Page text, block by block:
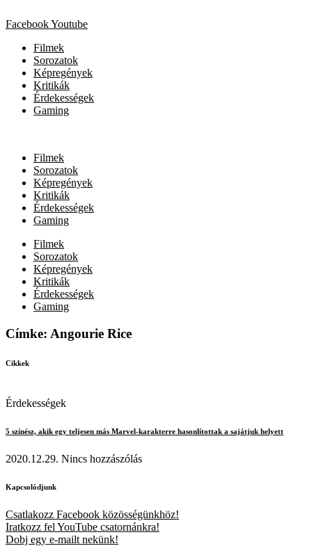
FacebookYoutube
Filmek
Sorozatok
Képregények
Kritikák
Érdekességek
Gaming
Filmek
Sorozatok
Képregények
Kritikák
Érdekességek
Gaming
Filmek
Sorozatok
Képregények
Kritikák
Érdekességek
Gaming
Címke: Angourie Rice
Cikkek
Érdekességek
5 színész, akik egy teljesen más Marvel-karakterre hasonlítottak a sajátjuk helyett
2020.12.29. Nincs hozzászólás
Kapcsolódjunk
Csatlakozz Facebook közösségünkhöz!
Iratkozz fel YouTube csatornánkra!
Dobj egy e-mailt nekünk!